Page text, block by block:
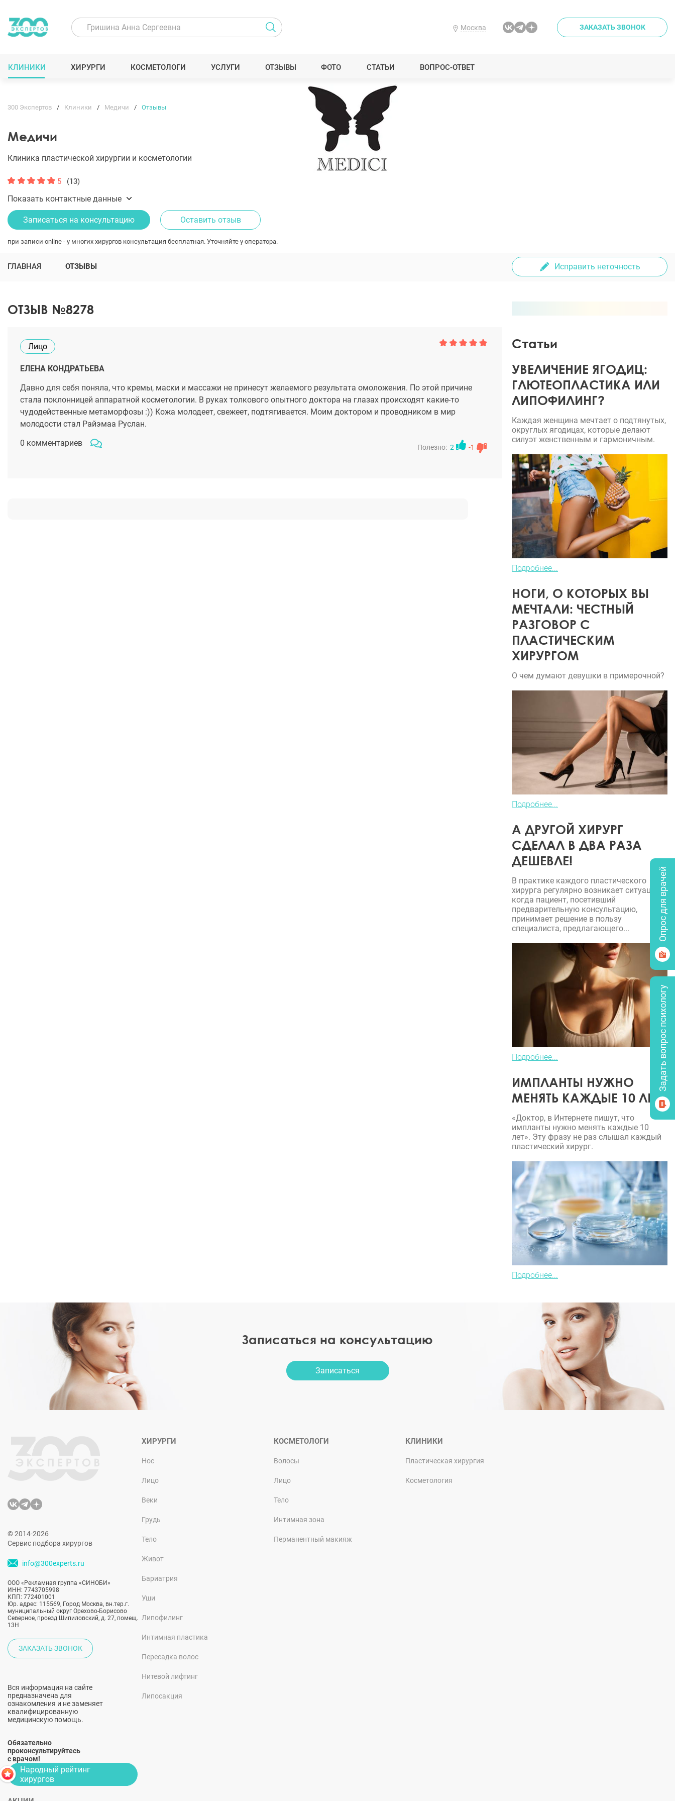
Москва ЗАКАЗАТЬ ЗВОНОК
КЛИНИКИ ХИРУРГИ КОСМЕТОЛОГИ УСЛУГИ ОТЗЫВЫ ФОТО СТАТЬИ ВОПРОС-ОТВЕТ
300 Экспертов Клиники Медичи Отзывы
Медичи
Клиника пластической хирургии и косметологии
5 (13)
Показать контактные данные
Записаться на консультацию Оставить отзыв
при записи online - у многих хирургов консультация бесплатная. Уточняйте у оператора.
ГЛАВНАЯ ОТЗЫВЫ Исправить неточность
ОТЗЫВ №8278
Лицо
ЕЛЕНА КОНДРАТЬЕВА
Давно для себя поняла, что кремы, маски и массажи не принесут желаемого результата омоложения. По этой причине
стала поклонницей аппаратной косметологии. В руках толкового опытного доктора на глазах происходят какие-то
чудодейственные метаморфозы :)) Кожа молодеет, свежеет, подтягивается. Моим доктором и проводником в мир
молодости стал Райэмаа Руслан.
0 комментариев
Полезно: 2 -1
Статьи
УВЕЛИЧЕНИЕ ЯГОДИЦ:
ГЛЮТЕОПЛАСТИКА ИЛИ
ЛИПОФИЛИНГ?
Каждая женщина мечтает о подтянутых,
округлых ягодицах, которые делают
силуэт женственным и гармоничным.
Подробнее...
НОГИ, О КОТОРЫХ ВЫ
МЕЧТАЛИ: ЧЕСТНЫЙ
РАЗГОВОР С
ПЛАСТИЧЕСКИМ
ХИРУРГОМ
О чем думают девушки в примерочной?
Подробнее...
А ДРУГОЙ ХИРУРГ
СДЕЛАЛ В ДВА РАЗА
ДЕШЕВЛЕ!
В практике каждого пластического
хирурга регулярно возникает ситуация,
когда пациент, посетивший
предварительную консультацию,
принимает решение в пользу
специалиста, предлагающего...
Подробнее...
ИМПЛАНТЫ НУЖНО
МЕНЯТЬ КАЖДЫЕ 10 ЛЕТ?
«Доктор, в Интернете пишут, что
импланты нужно менять каждые 10
лет». Эту фразу не раз слышал каждый
пластический хирург.
Подробнее...
Записаться на консультацию
Записаться
© 2014-2026
Сервис подбора хирургов
info@300experts.ru
ООО «Рекламная группа «СИНОБИ»
ИНН: 7743705998
КПП: 772401001
Юр. адрес: 115569, Город Москва, вн.тер.г.
муниципальный округ Орехово-Борисово
Северное, проезд Шипиловский, д. 27, помещ.
13Н
ЗАКАЗАТЬ ЗВОНОК
Вся информация на сайте
предназначена для
ознакомления и не заменяет
квалифицированную
медицинскую помощь.
Обязательно
проконсультируйтесь
с врачом!
ХИРУРГИ
Нос
Лицо
Веки
Грудь
Тело
Живот
Бариатрия
Уши
Липофилинг
Интимная пластика
Пересадка волос
Нитевой лифтинг
Липосакция
КОСМЕТОЛОГИ
Волосы
Лицо
Тело
Интимная зона
Перманентный макияж
КЛИНИКИ
Пластическая хирургия
Косметология
Народный рейтинг
хирургов
Опрос для врачей
Задать вопрос психологу